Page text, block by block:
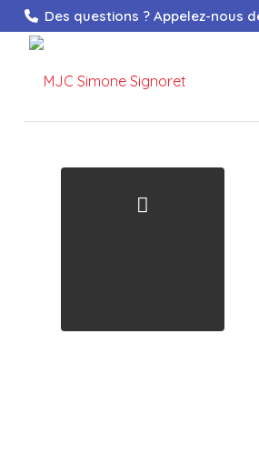
Des questions ? Appelez-nous